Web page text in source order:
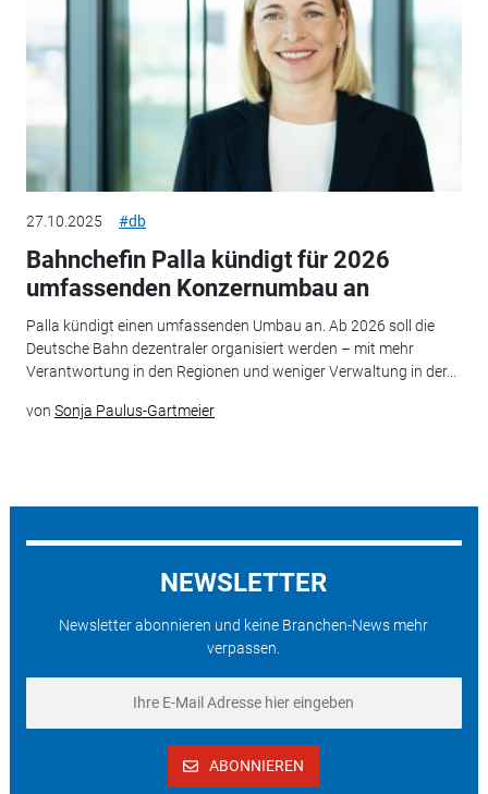
27.10.2025 #db
Bahnchefin Palla kündigt für 2026
umfassenden Konzernumbau an
Palla kündigt einen umfassenden Umbau an. Ab 2026 soll die
Deutsche Bahn dezentraler organisiert werden – mit mehr
Verantwortung in den Regionen und weniger Verwaltung in der...
von Sonja Paulus-Gartmeier
NEWSLETTER
Newsletter abonnieren und keine Branchen-News mehr
verpassen.
ABONNIEREN